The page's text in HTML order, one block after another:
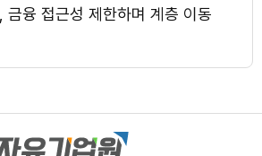
금융 접근성 제한하며 계층 이동